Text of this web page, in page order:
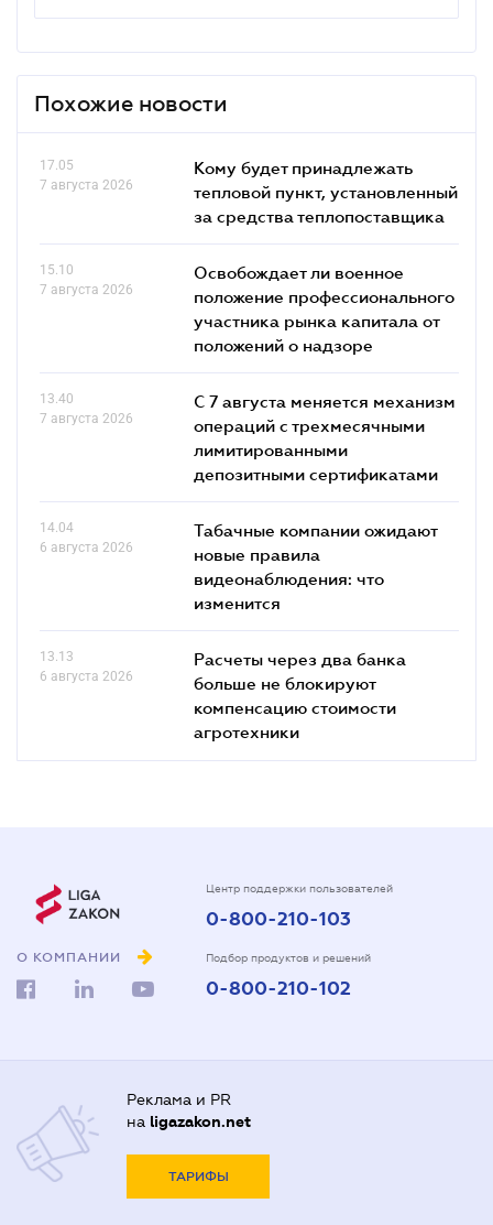
Похожие новости
17.05
7 августа 2026
Кому будет принадлежать
тепловой пункт, установленный
за средства теплопоставщика
15.10
7 августа 2026
Освобождает ли военное
положение профессионального
участника рынка капитала от
положений о надзоре
13.40
7 августа 2026
С 7 августа меняется механизм
операций с трехмесячными
лимитированными
депозитными сертификатами
14.04
6 августа 2026
Табачные компании ожидают
новые правила
видеонаблюдения: что
изменится
13.13
6 августа 2026
Расчеты через два банка
больше не блокируют
компенсацию стоимости
агротехники
О КОМПАНИИ
Центр поддержки пользователей
0-800-210-103
Подбор продуктов и решений
0-800-210-102
Реклама и PR
на ligazakon.net
ТАРИФЫ